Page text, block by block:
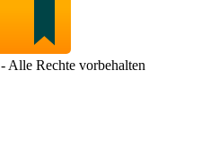
Rechte vorbehalten